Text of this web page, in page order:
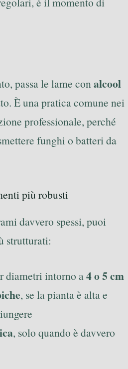
passa le lame conalcool
È una pratica comune nei
professionale, perché
funghi o batteri da
più robusti
davvero spessi, puoi
strutturati:
diametri intorno a4 o 5 cm
, se la pianta è alta e
, solo quando è davvero